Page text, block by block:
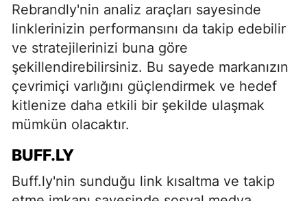
Rebrandly'nin analiz araçları sayesinde
linklerinizin performansını da takip edebilir
ve stratejilerinizi buna göre
şekillendirebilirsiniz. Bu sayede markanızın
çevrimiçi varlığını güçlendirmek ve hedef
kitlenize daha etkili bir şekilde ulaşmak
mümkün olacaktır.
BUFF.LY
Buff.ly'nin sunduğu link kısaltma ve takip